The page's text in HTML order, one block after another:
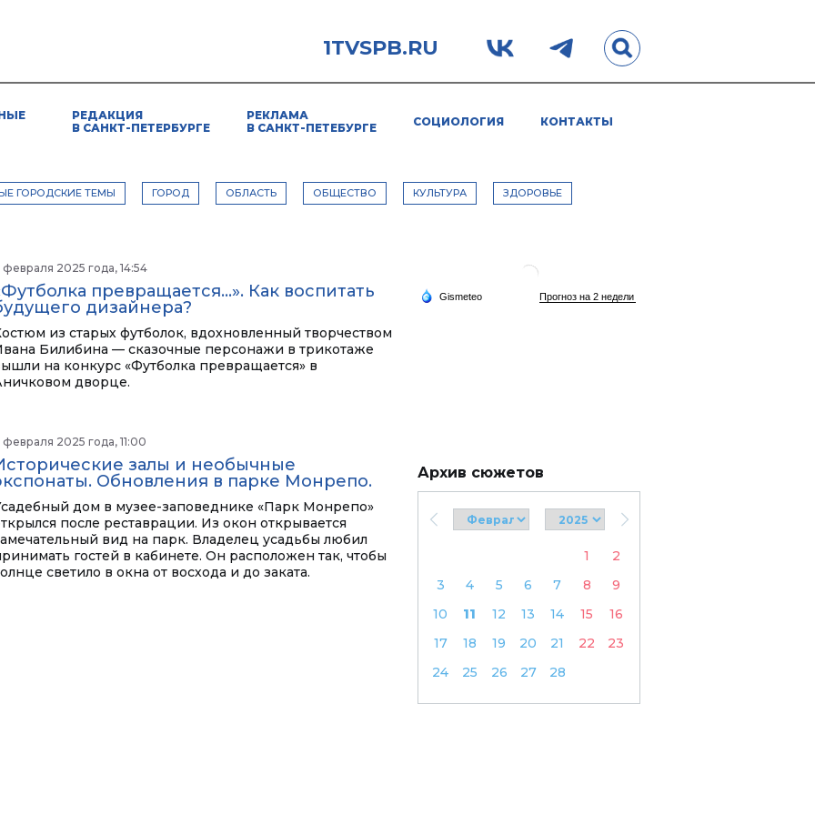
1TVSPB.RU
РЕДАКЦИЯ
В САНКТ-ПЕТЕРБУРГЕ
РЕКЛАМА
В САНКТ-ПЕТЕБУРГЕ
СОЦИОЛОГИЯ КОНТАКТЫ
ГОРОДСКИЕ ТЕМЫ ГОРОД ОБЛАСТЬ ОБЩЕСТВО КУЛЬТУРА ЗДОРОВЬЕ
февраля 2025 года, 14:54
превращается...». Как воспитать
дизайнера?
из старых футболок, вдохновленный творчеством
Билибина — сказочные персонажи в трикотаже
на конкурс «Футболка превращается» в
дворце.
февраля 2025 года, 11:00
залы и необычные
Обновления в парке Монрепо.
дом в музее-заповеднике «Парк Монрепо»
после реставрации. Из окон открывается
вид на парк. Владелец усадьбы любил
гостей в кабинете. Он расположен так, чтобы
светило в окна от восхода и до заката.
Архив сюжетов
1
2
3
4 5 6 7 8
9
10
11 12 13 14 15
16
17
18 19 20 21 22
23
24
25 26 27 28